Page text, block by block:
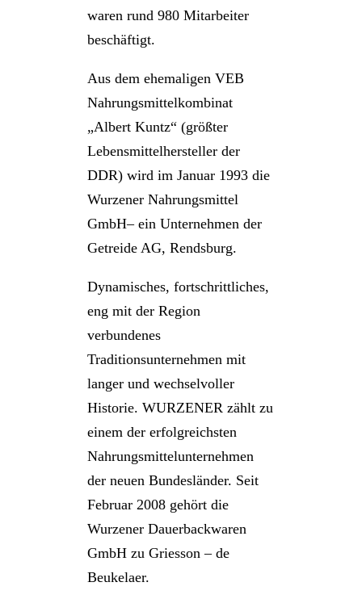
waren rund 980 Mitarbeiter
beschäftigt.
Aus dem ehemaligen VEB
Nahrungsmittelkombinat
„Albert Kuntz“ (größter
Lebensmittelhersteller der
DDR) wird im Januar 1993 die
Wurzener Nahrungsmittel
GmbH– ein Unternehmen der
Getreide AG, Rendsburg.
Dynamisches, fortschrittliches,
eng mit der Region
verbundenes
Traditionsunternehmen mit
langer und wechselvoller
Historie. WURZENER zählt zu
einem der erfolgreichsten
Nahrungsmittelunternehmen
der neuen Bundesländer. Seit
Februar 2008 gehört die
Wurzener Dauerbackwaren
GmbH zu Griesson – de
Beukelaer.